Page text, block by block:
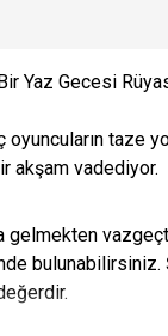
Yaz Gecesi
taze
akşam vadediyor.
bulunabilirsiniz.